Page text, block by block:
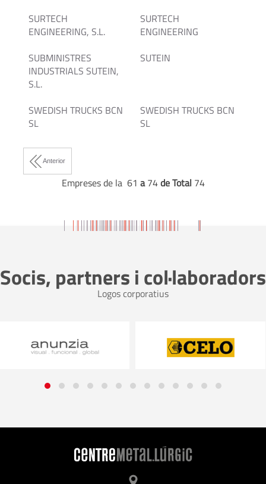
SURTECH
ENGINEERING, S.L.
SURTECH
ENGINEERING
SUBMINISTRES
INDUSTRIALS SUTEIN,
S.L.
SUTEIN
SWEDISH TRUCKS BCN
SL
SWEDISH TRUCKS BCN
SL
Anterior
Empreses de la 61 a74de Total 74
Socis, partners i col·laboradors
Logos corporatius